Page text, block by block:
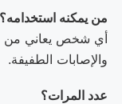
من يمكنه استخدامه؟
أي شخص يعاني من
والإصابات الطفيفة.
عدد المرات؟